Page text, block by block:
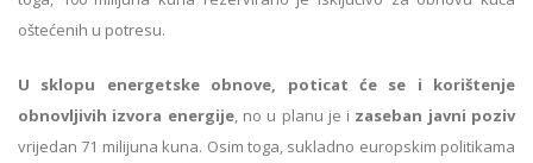
oštećenih u potresu.
U sklopu energetske obnove, poticat će se i korištenje
obnovljivih izvora energije, no u planu je i zaseban javni poziv
vrijedan 71 milijuna kuna. Osim toga, sukladno europskim politikama